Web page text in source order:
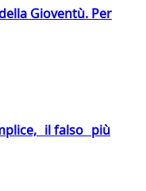
Gioventù. Per
il falso più